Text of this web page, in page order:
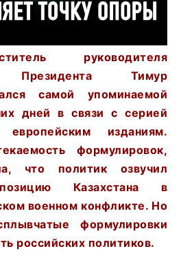
руководителя
Президента Тимур
самой упоминаемой
дней в связи с серией
изданиям.
формулировок,
что политик озвучил
Казахстана в
военном конфликте. Но
формулировки
российских политиков.